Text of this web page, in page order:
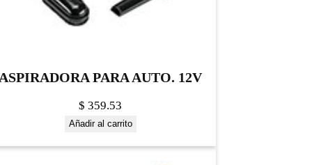
PARA AUTO. 12V
$ 359.53
Añadir al carrito